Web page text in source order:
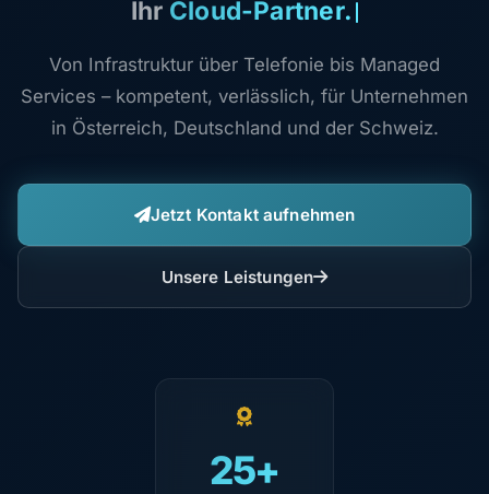
Ihr Cloud-Partner.
Von Infrastruktur über Telefonie bis Managed
Services – kompetent, verlässlich, für Unternehmen
in Österreich, Deutschland und der Schweiz.
Jetzt Kontakt aufnehmen
Unsere Leistungen
25+